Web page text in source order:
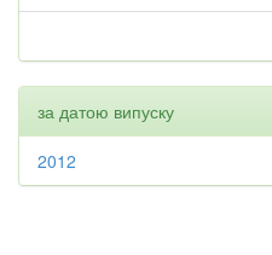
за датою випуску
2012